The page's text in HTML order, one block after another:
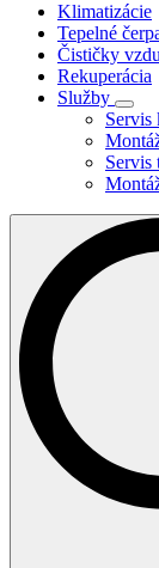
Klimatizácie
Tepelné
Čističky
Rekuperácia
Služby
Servis
Servis